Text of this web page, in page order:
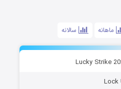
ماهانه سالانه